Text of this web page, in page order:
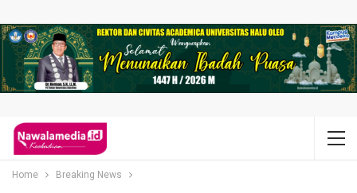
Home Breaking News